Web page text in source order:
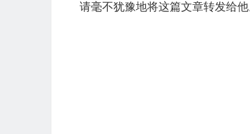
请毫不犹豫地将这篇文章转发给他